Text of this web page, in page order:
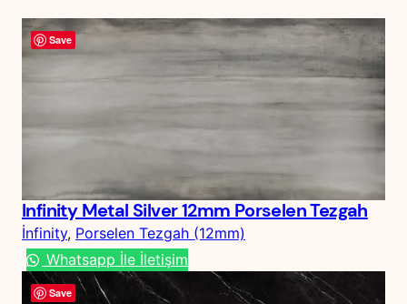
Save
Infinity Metal Silver 12mm Porselen Tezgah
İnfinity, Porselen Tezgah (12mm)
Whatsapp İle İletişim
Save